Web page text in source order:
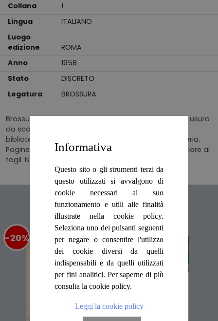
Collana
!
Lingua
ITALIANO
Luogo
edizione
ROMA
Anno
1958
Stato
DISCRETO
Legatura
BROSSURA
Brossura ad alette illustrata mostrante lievi segni di usura
da scaffale. Il volume potrebbe contenere timbri di
biblioteca, regolarmente acquisito dalla nostra libreria.
Pagine fruibili anche se brunite dal tempo in particolare ai
tagli. Numero pagine 91.
Articoli suggeriti
-20%% -20% %
Informativa
Questo sito o gli strumenti terzi da
questo utilizzati si avvalgono di
cookie necessari al suo
funzionamento e utili alle finalità
illustrate nella cookie policy.
Seleziona uno dei pulsanti seguenti
per negare o consentire l'utilizzo
dei cookie diversi da quelli
indispensabili e da quelli utilizzati
per fini analitici. Per saperne di più
consulta la cookie policy.
Leggi la cookie policy